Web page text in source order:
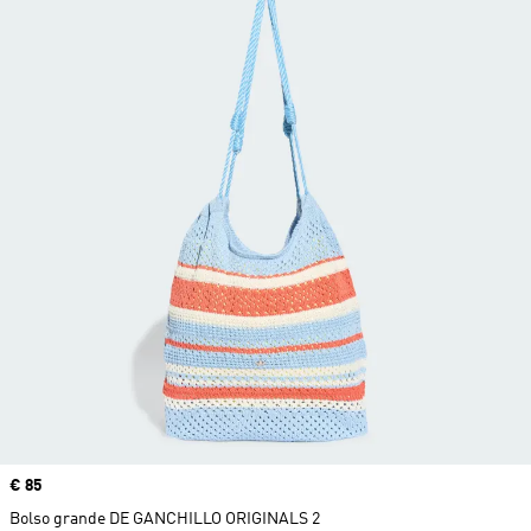
Precio
€ 85
Bolso grande DE GANCHILLO ORIGINALS 2